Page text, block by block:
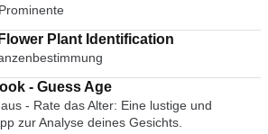
Plant Identification
- Guess Age
- Rate das Alter: Eine lustige und
zur Analyse deines Gesichts.